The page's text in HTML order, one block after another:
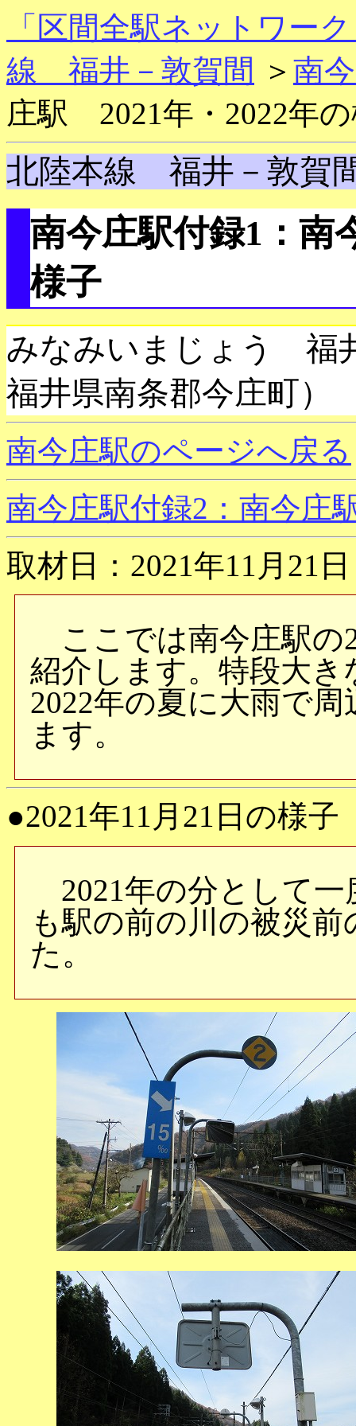
「区間全駅ネットワー
線 福井－敦賀間 ＞ 南
庄駅 2021年・2022年
北陸本線 福井－敦賀
南今庄駅付録1：
様子
みなみいまじょう 福
福井県南条郡今庄町）
南今庄駅のページへ戻る
南今庄駅付録2：南今庄
取材日：2021年11月21
ここでは南今庄駅の
紹介します。特段大
2022年の夏に大雨で
ます。
●2021年11月21日の様子
2021年の分として一
も駅の前の川の被災
た。